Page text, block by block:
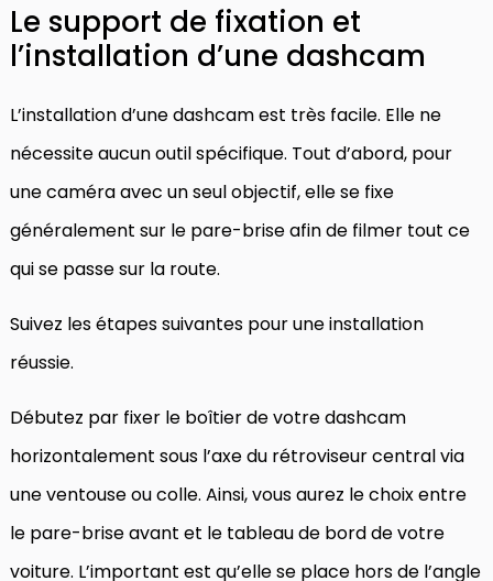
Le support de fixation et
l’installation d’une dashcam
L’installation d’une dashcam est très facile. Elle ne
nécessite aucun outil spécifique. Tout d’abord, pour
une caméra avec un seul objectif, elle se fixe
généralement sur le pare-brise afin de filmer tout ce
qui se passe sur la route.
Suivez les étapes suivantes pour une installation
réussie.
Débutez par fixer le boîtier de votre dashcam
horizontalement sous l’axe du rétroviseur central via
une ventouse ou colle. Ainsi, vous aurez le choix entre
le pare-brise avant et le tableau de bord de votre
voiture. L’important est qu’elle se place hors de l’angle